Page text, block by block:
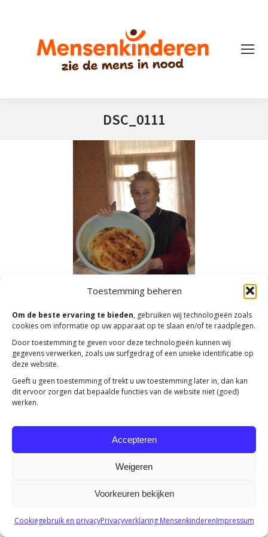
Toestemming beheren
Om de beste ervaring te bieden, gebruiken wij technologieën zoals
cookies om informatie op uw apparaat op te slaan en/of te raadplegen.
Door toestemming te geven voor deze technologieën kunnen wij
gegevens verwerken, zoals uw surfgedrag of een unieke identificatie op
deze website.
Geeft u geen toestemming of trekt u uw toestemming later in, dan kan
dit ervoor zorgen dat bepaalde functies van de website niet (goed)
werken.
Accepteren
Weigeren
Voorkeuren bekijken
Cookiegebruik en privacyPrivacyverklaring MensenkinderenImpressum
DSC_0111